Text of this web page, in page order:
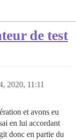
de test
2020, 11:11
et avons eu
en lui accordant
donc en partie du